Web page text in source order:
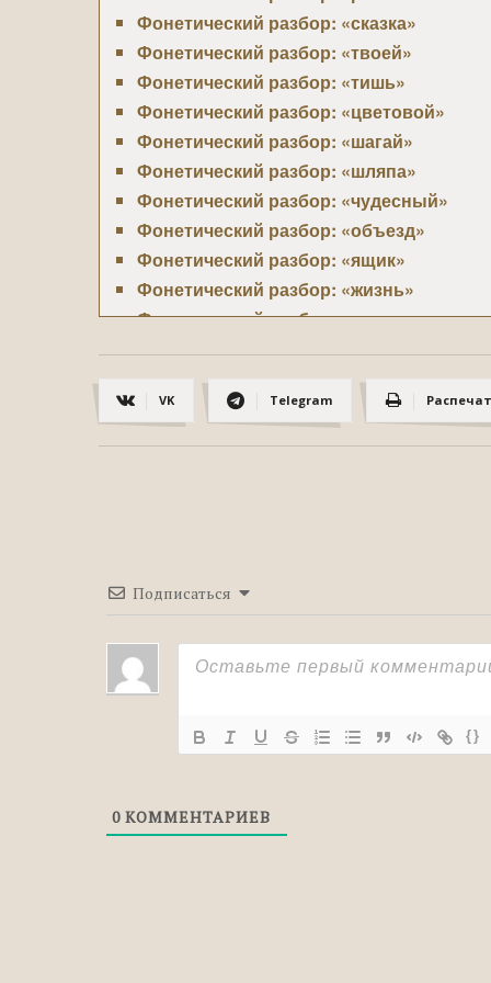
Фонетический разбор: «сказка»
Фонетический разбор: «твоей»
Фонетический разбор: «тишь»
Фонетический разбор: «цветовой»
Фонетический разбор: «шагай»
Фонетический разбор: «шляпа»
Фонетический разбор: «чудесный»
Фонетический разбор: «объезд»
Фонетический разбор: «ящик»
Фонетический разбор: «жизнь»
Фонетический разбор: «въехали»
Фонетический разбор: «листья»
Фонетический разбор: «речь»
Фонетический разбор: «счастливый»
VK Telegram
Подписаться
{}
0 КОММЕНТАРИЕВ